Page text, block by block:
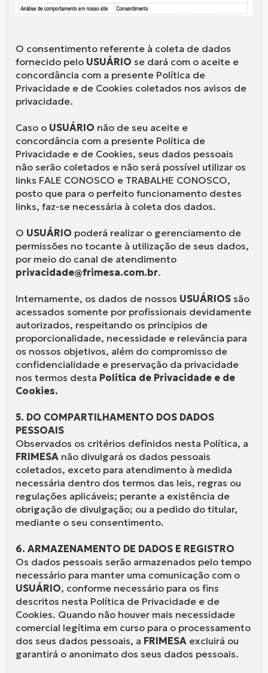
O consentimento referente à coleta de dados
fornecido pelo USUÁRIO se dará com o aceite e
concordância com a presente Política de
Privacidade e de Cookies coletados nos avisos de
privacidade.
Caso o USUÁRIO não de seu aceite e
concordância com a presente Política de
Privacidade e de Cookies, seus dados pessoais
não serão coletados e não será possível utilizar os
links FALE CONOSCO e TRABALHE CONOSCO,
posto que para o perfeito funcionamento destes
links, faz-se necessária à coleta dos dados.
O USUÁRIO poderá realizar o gerenciamento de
permissões no tocante à utilização de seus dados,
por meio do canal de atendimento
privacidade@frimesa.com.br.
Internamente, os dados de nossos USUÁRIOS são
acessados somente por profissionais devidamente
autorizados, respeitando os princípios de
proporcionalidade, necessidade e relevância para
os nossos objetivos, além do compromisso de
confidencialidade e preservação da privacidade
nos termos desta Política de Privacidade e de
Cookies.
5. DO COMPARTILHAMENTO DOS DADOS
PESSOAIS
Observados os critérios definidos nesta Política, a
FRIMESA não divulgará os dados pessoais
coletados, exceto para atendimento à medida
necessária dentro dos termos das leis, regras ou
regulações aplicáveis; perante a existência de
obrigação de divulgação; ou a pedido do titular,
mediante o seu consentimento.
6. ARMAZENAMENTO DE DADOS E REGISTRO
Os dados pessoais serão armazenados pelo tempo
necessário para manter uma comunicação com o
USUÁRIO, conforme necessário para os fins
descritos nesta Política de Privacidade e de
Cookies. Quando não houver mais necessidade
comercial legítima em curso para o processamento
dos seus dados pessoais, a FRIMESA excluirá ou
garantirá o anonimato dos seus dados pessoais.